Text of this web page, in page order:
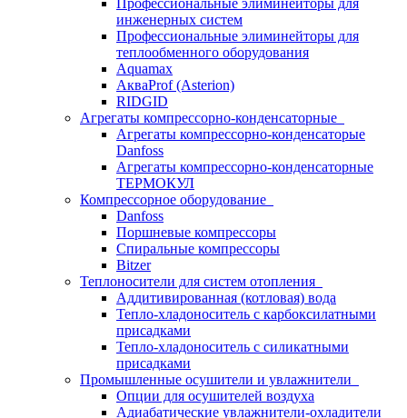
Профессиональные элиминейторы для
инженерных систем
Профессиональные элиминейторы для
теплообменного оборудования
Aquamax
АкваProf (Asterion)
RIDGID
Агрегаты компрессорно-конденсаторные
Агрегаты компрессорно-конденсаторые
Danfoss
Агрегаты компрессорно-конденсаторные
ТЕРМОКУЛ
Компрессорное оборудование
Danfoss
Поршневые компрессоры
Спиральные компрессоры
Bitzer
Теплоносители для систем отопления
Аддитивированная (котловая) вода
Тепло-хладоноситель с карбоксилатными
присадками
Тепло-хладоноситель с силикатными
присадками
Промышленные осушители и увлажнители
Опции для осушителей воздуха
Адиабатические увлажнители-охладители